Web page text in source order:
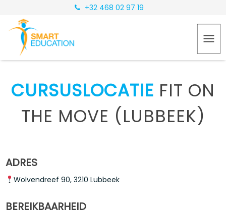
+32 468 02 97 19
CURSUSLOCATIE FIT ON
THE MOVE (LUBBEEK)
ADRES
Wolvendreef 90, 3210 Lubbeek
BEREIKBAARHEID